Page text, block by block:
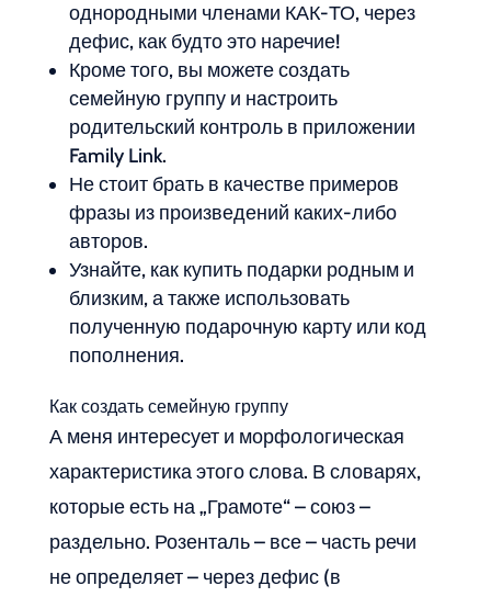
однородными членами КАК-ТО, через
дефис, как будто это наречие!
Кроме того, вы можете создать
семейную группу и настроить
родительский контроль в приложении
Family Link.
Не стоит брать в качестве примеров
фразы из произведений каких-либо
авторов.
Узнайте, как купить подарки родным и
близким, а также использовать
полученную подарочную карту или код
пополнения.
Как создать семейную группу
А меня интересует и морфологическая
характеристика этого слова. В словарях,
которые есть на „Грамоте“ – союз –
раздельно. Розенталь – все – часть речи
не определяет – через дефис (в